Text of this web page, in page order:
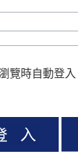
覽時自動登入